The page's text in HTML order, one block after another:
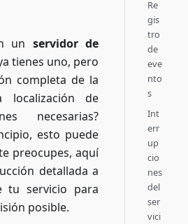
un servidor de
tienes uno, pero
completa de la
localización de
necesarias?
esto puede
preocupes, aquí
detallada a
tu servicio para
posible.
Re
gis
tro
de
eve
nto
s
Int
err
up
cio
nes
del
ser
vici